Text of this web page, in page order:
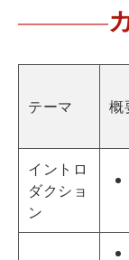
テーマ 概
イントロ
ダクショ
ン